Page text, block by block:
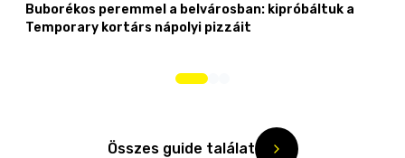
Buborékos peremmel a belvárosban: kipróbáltuk a
Temporary kortárs nápolyi pizzáit
Összes guide találat